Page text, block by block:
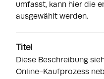
umfasst, kann hier die
ausgewählt werden.
Titel
Diese Beschreibung
Online-Kaufprozess